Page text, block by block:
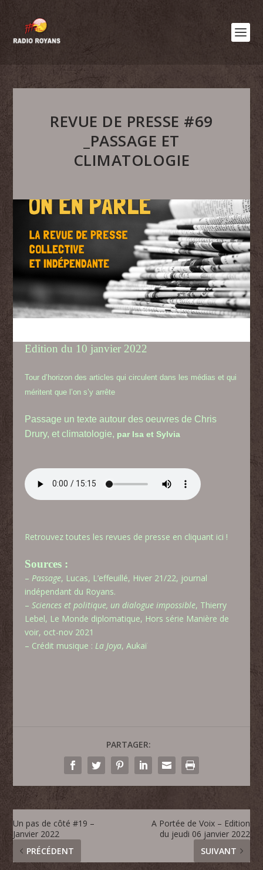
REVUE DE PRESSE #69
_PASSAGE ET
CLIMATOLOGIE
Edition du 10 janvier 2022
Tour d’horizon des articles qui circulent dans les médias et qui
méritent que l’on s’y arrête
Passage un texte autour des oeuvres de Chris
Drury, et climatologie, par Isa et Sylvia
Retrouvez toutes les revues de presse en cliquant ici !
Sources :
– Passage, Lucas, L’effeuillé, Hiver 21/22, journal
indépendant du Royans.
–Sciences et politique, un dialogue impossible, Thierry
Lebel, Le Monde diplomatique, Hors série Manière de
voir, oct-nov 2021
– Crédit musique : La Joya, Aukaï
PARTAGER:
Un pas de côté #19 –
Janvier 2022
PRÉCÉDENT
A Portée de Voix – Edition
du jeudi 06 janvier 2022
SUIVANT